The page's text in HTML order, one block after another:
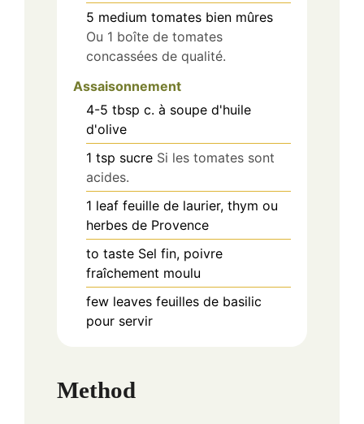
5 medium tomates bien mûres
Ou 1 boîte de tomates
concassées de qualité.
Assaisonnement
4-5 tbsp c. à soupe d'huile
d'olive
1 tsp sucre Si les tomates sont
acides.
1 leaf feuille de laurier, thym ou
herbes de Provence
to taste Sel fin, poivre
fraîchement moulu
few leaves feuilles de basilic
pour servir
Method